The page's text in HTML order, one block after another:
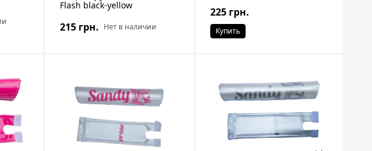
Flash black-yellow
215 грн. Нет в наличии
225 грн.
Купить